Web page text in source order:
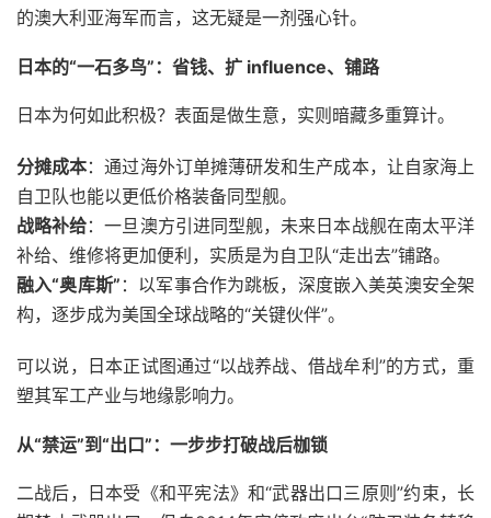
的澳大利亚海军而言，这无疑是一剂强心针。
日本的“一石多鸟”：省钱、扩 influence、铺路
日本为何如此积极？表面是做生意，实则暗藏多重算计。
分摊成本：通过海外订单摊薄研发和生产成本，让自家海上
自卫队也能以更低价格装备同型舰。
战略补给：一旦澳方引进同型舰，未来日本战舰在南太平洋
补给、维修将更加便利，实质是为自卫队“走出去”铺路。
融入“奥库斯” ：以军事合作为跳板，深度嵌入美英澳安全架
构，逐步成为美国全球战略的“关键伙伴”。
可以说，日本正试图通过“以战养战、借战牟利”的方式，重
塑其军工产业与地缘影响力。
从“禁运”到“出口”：一步步打破战后枷锁
二战后，日本受《和平宪法》和“武器出口三原则”约束，长